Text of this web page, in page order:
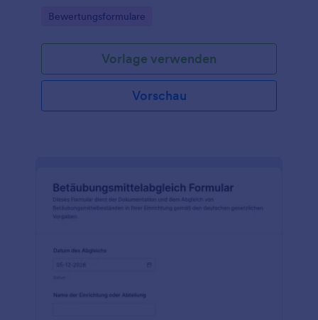
Finanz- und Versicherungsbereiche.
Go to Category:
Bewertungsformulare
Vorlage verwenden
Vorschau